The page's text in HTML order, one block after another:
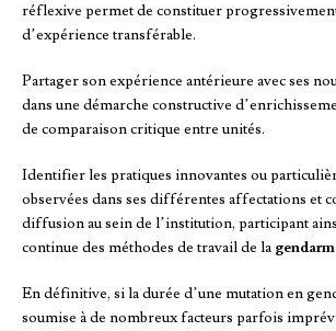
réflexive permet de constituer
d’expérience transférable.
Partager son expérience antérieure avec ses
dans une démarche constructive
de comparaison critique entre unités.
Identifier les pratiques innovantes ou
observées dans ses différentes affectations et
diffusion au sein de l’institution, participant
continue des méthodes de travail de la
En définitive, si la durée d’une mutation en
soumise à de nombreux facteurs parfois